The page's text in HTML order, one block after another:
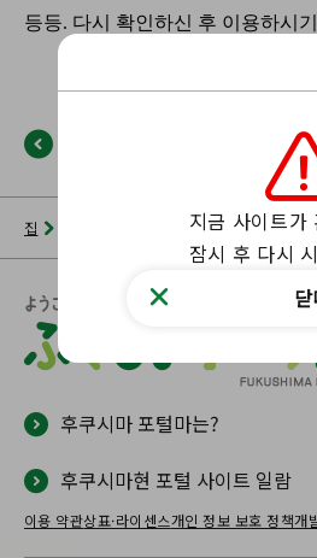
집 후쿠시마 포털 해당 페
후쿠시마 포털마는?
후쿠시마현 포털 사이트 일람
이용 약관상표·라이센스개인 정보 보호 정책개
지금 사이트가
잠시 후 다시